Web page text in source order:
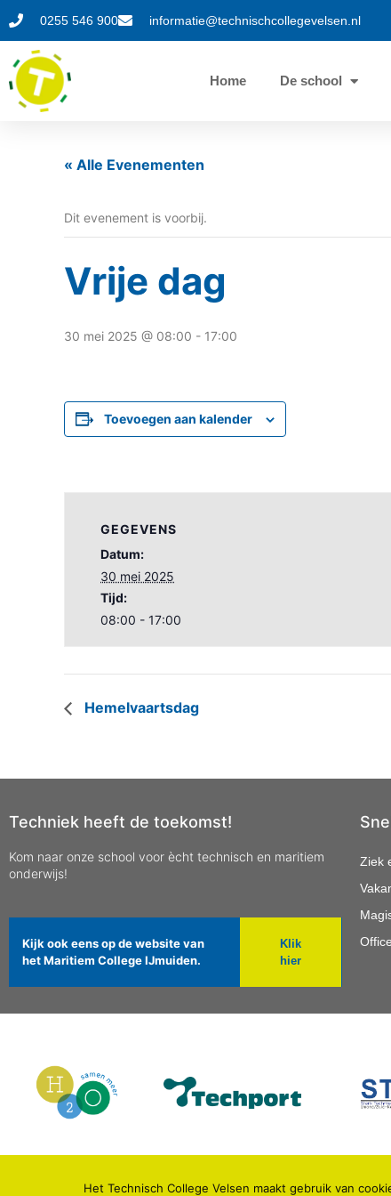
0255 546 900 informatie@technischcollegevelsen.nl
Home De school
« Alle Evenementen
Dit evenement is voorbij.
Vrije dag
30 mei 2025 @ 08:00 - 17:00
Toevoegen aan kalender
GEGEVENS
Datum:
30 mei 2025
Tijd:
08:00 - 17:00
Hemelvaartsdag
Techniek heeft de toekomst!
Kom naar onze school voor ècht technisch en maritiem
onderwijs!
Kijk ook eens op de website van
het Maritiem College IJmuiden.
Klik
hier
Ziek
Het Technisch College Velsen maakt gebruik van